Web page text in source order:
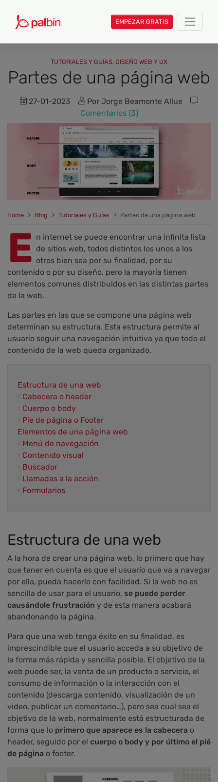
EMPEZAR GRATIS
TUTORIALES Y GUÍAS, DISEÑO WEB Y UX
Partes de una página web
27-01-2023
Por Jorge Beamonte Allue
Comentarios (3)
Home Blog Tutoriales y Guías Partes de una página web
E n internet se puede encontrar una infinita lista
de sitios web, todos distintos los unos a los
otros bien sea por su finalidad, por su
contenido o por su diseño, pero la mayoría tienen
elementos comunes distribuidos en las distintas partes
de la web.
Las partes en las que se compone una página web
determinan su estructura. Esta estructura permite al
usuario seguir una navegación intuitiva ya que todo el
contenido de la web queda organizado.
Estructura de una web
› Cabecera o header
› Cuerpo o body
› Pie de página o Footer
Elementos de una página web
› Menú de navegación
› Contenido visual
› Buscador
› Llamadas a la acción
› Formularios
Estructura de una web
A la hora de crear una página web, lo primero que hay
que tener en cuenta es que el usuario que va a navegar
por ella, pueda hacerlo con facilidad. Si la web no es
sencilla de usar para el usuario, se puede perder
causándole frustración y de esta manera acabará
abandonando la página.
Para que una web tenga éxito en su finalidad, es
imprescindible que el usuario acceda a su objetivo de
la forma más rápida y sencilla posible. El objetivo de la
web puede ser, la venta de un producto o servicio, el
consumo de información o la interacción con el
contenido (descarga contenido, visualización de un
video, publicar un comentario…), pero sea cual sea el
objetivo de la web, normalmente está estructurada de
forma que lo primero que aparece es la cabecera o
header, seguido por el cuerpo o body y por último el pié
de página o footer.